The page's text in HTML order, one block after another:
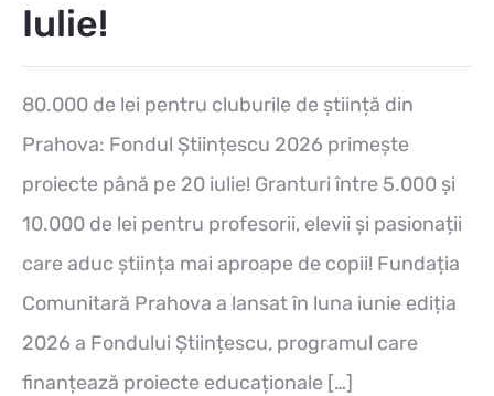
Iulie!
80.000 de lei pentru cluburile de știință din
Prahova: Fondul Științescu 2026 primește
proiecte până pe 20 iulie! Granturi între 5.000 și
10.000 de lei pentru profesorii, elevii și pasionații
care aduc știința mai aproape de copii! Fundația
Comunitară Prahova a lansat în luna iunie ediția
2026 a Fondului Științescu, programul care
finanțează proiecte educaționale […]